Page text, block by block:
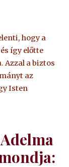
hogy a
így előtte
Azzal a biztos
az
Isten